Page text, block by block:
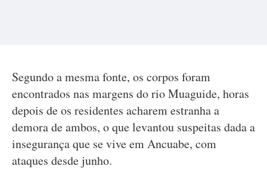
Segundo a mesma fonte, os corpos foram
encontrados nas margens do rio Muaguide, horas
depois de os residentes acharem estranha a
demora de ambos, o que levantou suspeitas dada a
insegurança que se vive em Ancuabe, com
ataques desde junho.